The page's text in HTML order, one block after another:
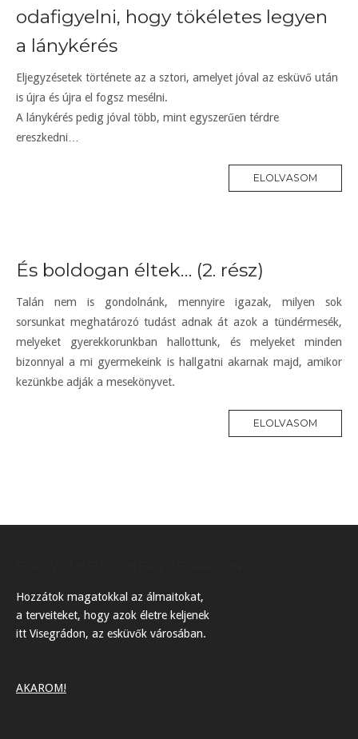
odafigyelni, hogy tökéletes legyen
a lánykérés
Eljegyzésetek története az a sztori, amelyet jóval az esküvő után
is újra és újra el fogsz mesélni.
A lánykérés pedig jóval több, mint egyszerűen térdre
ereszkedni…
ELOLVASOM
És boldogan éltek… (2. rész)
Talán nem is gondolnánk, mennyire igazak, milyen sok
sorsunkat meghatározó tudást adnak át azok a tündérmesék,
melyeket gyerekkorunkban hallottunk, és melyeket minden
bizonnyal a mi gyermekeink is hallgatni akarnak majd, amikor
kezünkbe adják a mesekönyvet.
ELOLVASOM
Hozzátok magatokkal az álmaitokat,
a terveiteket, hogy azok életre keljenek
itt Visegrádon, az esküvők városában.
AKAROM!